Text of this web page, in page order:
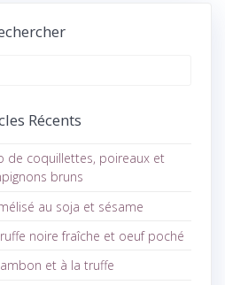
Récents
de coquillettes, poireaux et
bruns
au soja et sésame
noire fraîche et oeuf poché
et à la truffe